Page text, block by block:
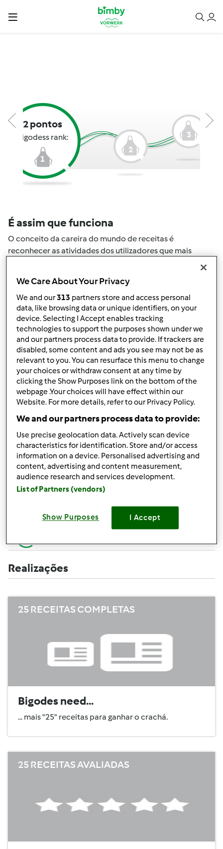
2 pontos
Bigodess rank:
1
2
3
É assim que funciona
O conceito da careira do mundo de receitas é
reconhecer as atividades dos utilizadores que mais
pontos. Ao atingir um certo numero de pontos, atingirá
automaticamente o próximo nivel de pontos.
Como pode colecionar pontos de
actividade
Ao realizar uma das ações descritas abaixo, pode
colecionar pontos. Estes pontos serão adicionados à sua
carreira pessoal do mundo de receitas. Por favor
verifique a níveis de aventais acima e veja quantos
pontos precisa para atingir o próximo nível.
pontos
Vencedor do passatempo
+10
pontos
Criar uma receita (completa=10 pontos,
apenas campos obrigatórios =5 pontos)
+1
ponto
Avaliar uma receita
Adicionar um amigo
ponto
Realizações
25 RECEITAS COMPLETAS
Bigodes need...
... mais "25" receitas para ganhar o crachá.
25 RECEITAS AVALIADAS
We Care About Your Privacy
We and our313 partners store and access personal
data, like browsing data or unique identifiers, on your
device. Selecting I Accept enables tracking
technologies to support the purposes shown under we
and our partners process data to provide. If trackers are
disabled, some content and ads you see may not be as
relevant to you. You can resurface this menu to change
your choices or withdraw consent at any time by
clicking the Show Purposes link on the bottom of the
webpage .Your choices will have effect within our
Website. For more details, refer to our Privacy Policy.
We and our partners process data to provide:
Use precise geolocation data. Actively scan device
characteristics for identification. Store and/or access
information on a device. Personalised advertising and
content, advertising and content measurement,
audience research and services development.
List of Partners (vendors)
Show Purposes I Accept